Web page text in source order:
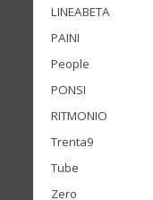
LINEABETA
PAINI
People
PONSI
RITMONIO
Trenta9
Tube
Zero